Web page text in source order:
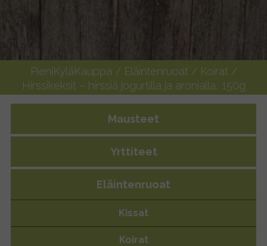
Hirssikeksit – hirssiä jogurtilla ja
aronialla, 150g
PieniKyläKauppa / Eläintenruoat / Koirat /
Hirssikeksit – hirssiä jogurtilla ja aronialla, 150g
Mausteet
Yrttiteet
Eläintenruoat
Kissat
Koirat